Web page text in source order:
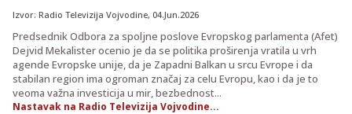
Izvor: Radio Televizija Vojvodine, 04.Jun.2026
Predsednik Odbora za spoljne poslove Evropskog parlamenta (Afet)
Dejvid Mekalister ocenio je da se politika proširenja vratila u vrh
agende Evropske unije, da je Zapadni Balkan u srcu Evrope i da
stabilan region ima ogroman značaj za celu Evropu, kao i da je to
veoma važna investicija u mir, bezbednost...
Nastavak na Radio Televizija Vojvodine...